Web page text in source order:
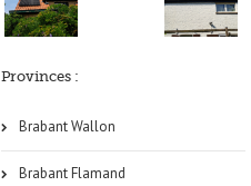
Provinces :
Brabant Wallon
Brabant Flamand